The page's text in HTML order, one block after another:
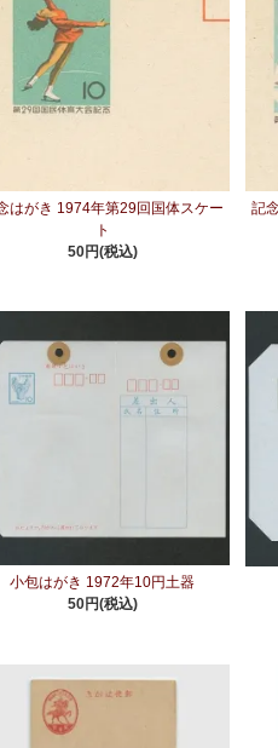
はがき 1974年第29回国体スケー
ト
50円(税込)
記
小包はがき 1972年10円土器
50円(税込)